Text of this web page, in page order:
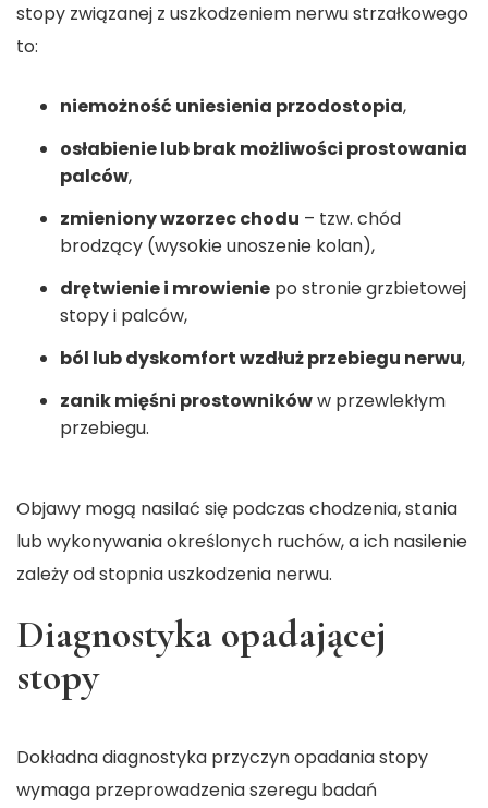
stopy związanej z uszkodzeniem nerwu strzałkowego
to:
niemożność uniesienia przodostopia,
osłabienie lub brak możliwości prostowania
palców,
zmieniony wzorzec chodu – tzw. chód
brodzący (wysokie unoszenie kolan),
drętwienie i mrowienie po stronie grzbietowej
stopy i palców,
ból lub dyskomfort wzdłuż przebiegu nerwu,
zanik mięśni prostownikóww przewlekłym
przebiegu.
Objawy mogą nasilać się podczas chodzenia, stania
lub wykonywania określonych ruchów, a ich nasilenie
zależy od stopnia uszkodzenia nerwu.
Diagnostyka opadającej
stopy
Dokładna diagnostyka przyczyn opadania stopy
wymaga przeprowadzenia szeregu badań